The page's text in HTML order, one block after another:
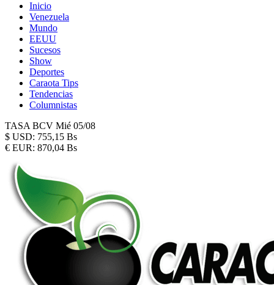
Inicio
Venezuela
Mundo
EEUU
Sucesos
Show
Deportes
Caraota Tips
Tendencias
Columnistas
TASA BCV Mié 05/08
$ USD: 755,15 Bs
€ EUR: 870,04 Bs